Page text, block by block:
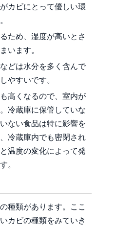
カビにとって優しい環
ため、湿度が高いとさ
います。
どは水分を多く含んで
やすいです。
高くなるので、室内が
冷蔵庫に保管していな
ない食品は特に影響を
冷蔵庫内でも密閉され
温度の変化によって発
。
種類があります。ここ
カビの種類をみていき